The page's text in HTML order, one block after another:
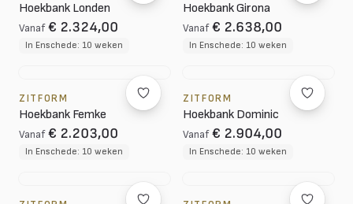
Hoekbank Londen
Vanaf € 2.324,00
In Enschede: 10 weken
Hoekbank Girona
Vanaf € 2.638,00
In Enschede: 10 weken
ZITFORM
Hoekbank Femke
Vanaf € 2.203,00
In Enschede: 10 weken
ZITFORM
Hoekbank Dominic
Vanaf € 2.904,00
In Enschede: 10 weken